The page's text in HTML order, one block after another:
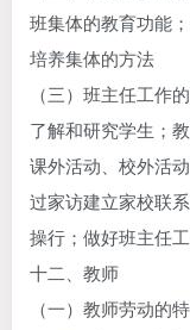
班集体的教育功能
培养集体的方法
（三）班主任工作
了解和研究学生；
课外活动、校外活
过家访建立家校联
操行；做好班主任
十二、教师
（一）教师劳动的